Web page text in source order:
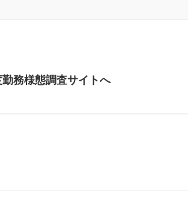
勤務様態調査サイトへ